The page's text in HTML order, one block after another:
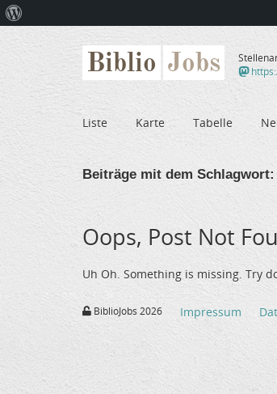
Biblio Jobs
Liste Karte Tabelle
Beiträge mit dem Schlagwort:
Oops, Post Not
Uh Oh. Something is missing. Try
BiblioJobs 2026 Impressum
WordPress